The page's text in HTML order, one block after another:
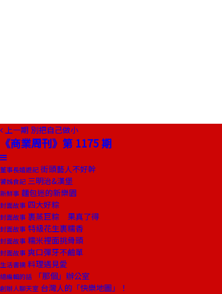
上一期 別把自己做小
《商業周刊》第 1175 期
董事長嬉遊記 街頭藝人不好幹
饕姊食記 三明治&漢堡
新鮮事 麵包迷的新樂園
封面故事 四大好粽
封面故事 裹蒸巨粽 果真了得
封面故事 特級花生裹糯香
封面故事 糯米裡面挑骨頭
封面故事 爽口彈牙不鹼單
生活書摘 料理遇見愛
總編輯的話 「那個」辦公室
創辦人聊天室 台灣人的「快樂地圖」！